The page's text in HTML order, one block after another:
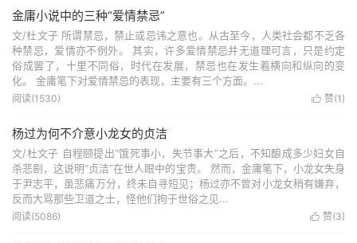
金庸小说中的三种“爱情禁忌”
文/杜文子 所谓禁忌，禁止或忌讳之意也。从古至今，人类社会都不乏各
种禁忌，爱情亦不例外。 其实，许多爱情禁忌并无道理可言，只是约定
俗成罢了，十里不同俗，时代在发展，禁忌也在发生着横向和纵向的变
化。 金庸笔下对爱情禁忌的表现，主要有三个方面。...
 赞(1 )
阅读(1530)
杨过为何不介意小龙女的贞洁
文/杜文子 自程颐提出“饿死事小，失节事大”之后，不知酿成多少妇女自
杀悲剧，这说明“贞洁”在世人眼中的宝贵。 然而，金庸笔下，小龙女失身
于尹志平，虽悲痛万分，终未自寻短见；杨过亦不曾对小龙女稍有嫌弃，
反而大骂那些卫道之士，怪他们拘于世俗之见...
 赞(3)
阅读(5086)